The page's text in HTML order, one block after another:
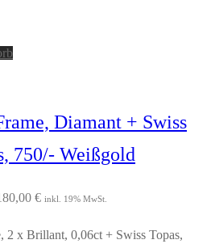
Diamant + Swiss
750/- Weißgold
€ inkl. 19% MwSt.
2 x Brillant, 0,06ct + Swiss Topas,